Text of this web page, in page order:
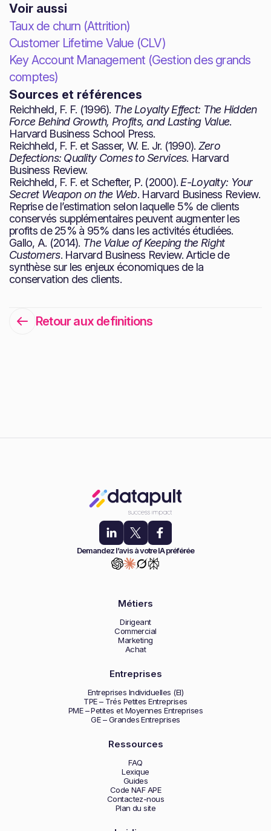
Voir aussi
Taux de churn (Attrition)
Customer Lifetime Value (CLV)
Key Account Management (Gestion des grands
comptes)
Sources et références
Reichheld, F. F. (1996). The Loyalty Effect: The Hidden
Force Behind Growth, Profits, and Lasting Value.
Harvard Business School Press.
Reichheld, F. F. et Sasser, W. E. Jr. (1990). Zero
Defections: Quality Comes to Services. Harvard
Business Review.
Reichheld, F. F. et Schefter, P. (2000). E-Loyalty: Your
Secret Weapon on the Web. Harvard Business Review.
Reprise de l’estimation selon laquelle 5% de clients
conservés supplémentaires peuvent augmenter les
profits de 25% à 95% dans les activités étudiées.
Gallo, A. (2014). The Value of Keeping the Right
Customers. Harvard Business Review. Article de
synthèse sur les enjeux économiques de la
conservation des clients.
Retour aux definitions
Demandez l’avis à votre IA préférée
Métiers
Dirigeant
Commercial
Marketing
Achat
Entreprises
Entreprises Individuelles (EI)
TPE – Trés Petites Entreprises
PME – Petites et Moyennes Entreprises
GE – Grandes Entreprises
Ressources
FAQ
Lexique
Guides
Code NAF APE
Contactez-nous
Plan du site